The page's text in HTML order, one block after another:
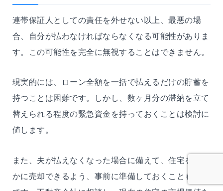
連帯保証人としての責任を外せない以上、最悪の場
合、自分が払わなければならなくなる可能性がありま
す。この可能性を完全に無視することはできません。
現実的には、ローン全額を一括で払えるだけの貯蓄を
持つことは困難です。しかし、数ヶ月分の滞納を立て
替えられる程度の緊急資金を持っておくことは検討に
値します。
また、夫が払えなくなった場合に備えて、住宅を速や
かに売却できるよう、事前に準備しておくことも有効